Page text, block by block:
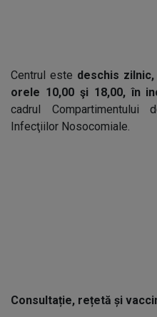
Centrul este deschis
orele 10,00 şi 18,00, în
cadrul
Infecţiilor Nosocomiale.
Consultație, rețetă și